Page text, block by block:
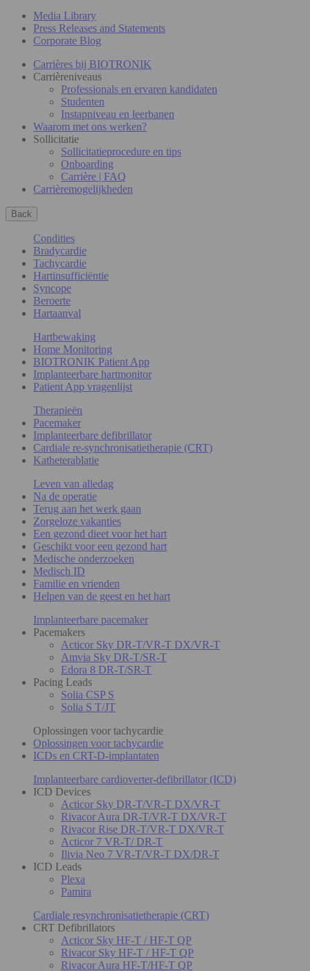
Media Library
Press Releases and Statements
Corporate Blog
Carrières bij BIOTRONIK
Carrièreniveaus
Professionals en ervaren kandidaten
Studenten
Instapniveau en leerbanen
Waarom met ons werken?
Sollicitatie
Sollicitatieprocedure en tips
Onboarding
Carrière | FAQ
Carrièremogelijkheden
Back
Condities
Bradycardie
Tachycardie
Hartinsufficiëntie
Syncope
Beroerte
Hartaanval
Hartbewaking
Home Monitoring
BIOTRONIK Patient App
Implanteerbare hartmonitor
Patient App vragenlijst
Therapieën
Pacemaker
Implanteerbare defibrillator
Cardiale re-synchronisatietherapie (CRT)
Katheterablatie
Leven van alledag
Na de operatie
Terug aan het werk gaan
Zorgeloze vakanties
Een gezond dieet voor het hart
Geschikt voor een gezond hart
Medische onderzoeken
Medisch ID
Familie en vrienden
Helpen van de geest en het hart
Implanteerbare pacemaker
Pacemakers
Acticor Sky DR-T/VR-T DX/VR-T
Amvia Sky DR-T/SR-T
Edora 8 DR-T/SR-T
Pacing Leads
Solia CSP S
Solia S T/JT
Oplossingen voor tachycardie
Oplossingen voor tachycardie
ICDs en CRT-D-implantaten
Implanteerbare cardioverter-defibrillator (ICD)
ICD Devices
Acticor Sky DR-T/VR-T DX/VR-T
Rivacor Aura DR-T/VR-T DX/VR-T
Rivacor Rise DR-T/VR-T DX/VR-T
Acticor 7 VR-T/ DR-T
Ilivia Neo 7 VR-T/VR-T DX/DR-T
ICD Leads
Plexa
Pamira
Cardiale resynchronisatietherapie (CRT)
CRT Defibrillators
Acticor Sky HF-T / HF-T QP
Rivacor Sky HF-T / HF-T QP
Rivacor Aura HF-T/HF-T QP